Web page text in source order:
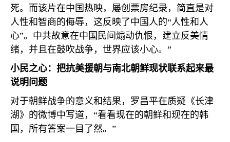
死。而该片在中国热映，屡创票房纪录，简直是对
人性和智商的侮辱，这反映了中国人的“人性和人
心”。中共故意在中国民间煽动仇恨，建立反美情
绪，并且在鼓吹战争，世界应该小心。”
小民之心：把抗美援朝与南北朝鲜现状联系起来最
说明问题
对于朝鲜战争的意义和结果，罗昌平在质疑《长津
湖》的微博中写道，“看看现在的朝鲜和现在的韩
国，所有答案一目了然。”